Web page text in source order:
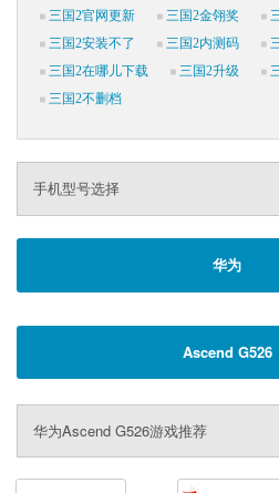
三国2官网更新
三国2金翎奖
三国2安装不了
三国2内测码
三国2在哪儿下载
三国2升级
三国2不删档
手机型号选择
华为
Ascend G526
华为Ascend G526游戏推荐